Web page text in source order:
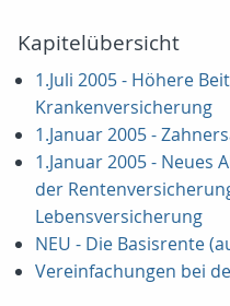
Kapitelübersicht
1.Juli 2005 - Höhere
Krankenversicherung
1.Januar 2005 -
1.Januar 2005 - Neues
der
Lebensversicherung
NEU - Die Basisrente
Vereinfachungen bei